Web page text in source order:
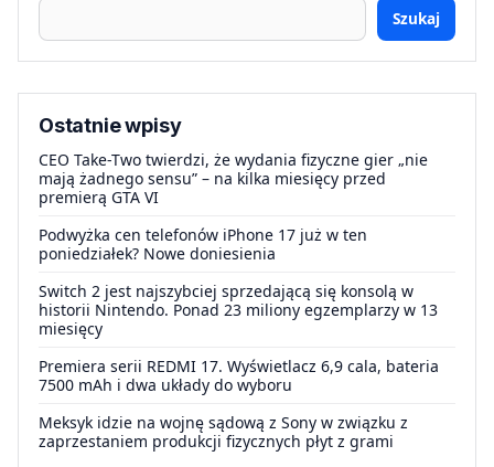
Szukaj
Ostatnie wpisy
CEO Take-Two twierdzi, że wydania fizyczne gier „nie
mają żadnego sensu” – na kilka miesięcy przed
premierą GTA VI
Podwyżka cen telefonów iPhone 17 już w ten
poniedziałek? Nowe doniesienia
Switch 2 jest najszybciej sprzedającą się konsolą w
historii Nintendo. Ponad 23 miliony egzemplarzy w 13
miesięcy
Premiera serii REDMI 17. Wyświetlacz 6,9 cala, bateria
7500 mAh i dwa układy do wyboru
Meksyk idzie na wojnę sądową z Sony w związku z
zaprzestaniem produkcji fizycznych płyt z grami